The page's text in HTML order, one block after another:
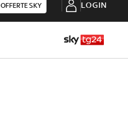
OFFERTE SKY LOGIN